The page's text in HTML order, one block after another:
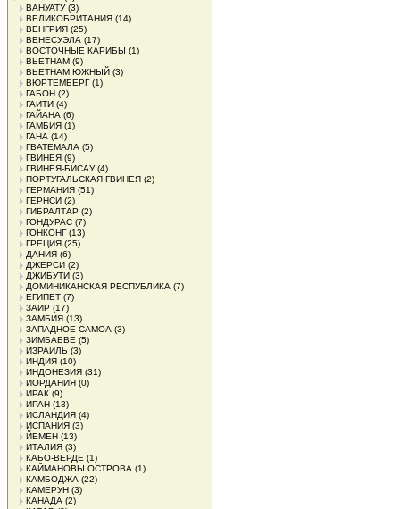
ВАНУАТУ(3)
ВЕЛИКОБРИТАНИЯ (14)
ВЕНГРИЯ (25)
ВЕНЕСУЭЛА (17)
ВОСТОЧНЫЕ КАРИБЫ (1)
ВЬЕТНАМ (9)
ВЬЕТНАМ ЮЖНЫЙ (3)
ВЮРТЕМБЕРГ(1)
ГАБОН (2)
ГАИТИ (4)
ГАЙАНА (6)
ГАМБИЯ (1)
ГАНА (14)
ГВАТЕМАЛА (5)
ГВИНЕЯ (9)
ГВИНЕЯ-БИСАУ(4)
ПОРТУГАЛЬСКАЯ ГВИНЕЯ (2)
ГЕРМАНИЯ (51)
ГЕРНСИ (2)
ГИБРАЛТАР (2)
ГОНДУРАС (7)
ГОНКОНГ(13)
ГРЕЦИЯ (25)
ДАНИЯ (6)
ДЖЕРСИ (2)
ДЖИБУТИ (3)
ДОМИНИКАНСКАЯ РЕСПУБЛИКА (7)
ЕГИПЕТ (7)
ЗАИР (17)
ЗАМБИЯ (13)
ЗАПАДНОЕ САМОА (3)
ЗИМБАБВЕ (5)
ИЗРАИЛЬ (3)
ИНДИЯ (10)
ИНДОНЕЗИЯ (31)
ИОРДАНИЯ (0)
ИРАК (9)
ИРАН (13)
ИСЛАНДИЯ (4)
ИСПАНИЯ (3)
ЙЕМЕН (13)
ИТАЛИЯ (3)
КАБО-ВЕРДЕ (1)
КАЙМАНОВЫ ОСТРОВА (1)
КАМБОДЖА (22)
КАМЕРУН (3)
КАНАДА (2)